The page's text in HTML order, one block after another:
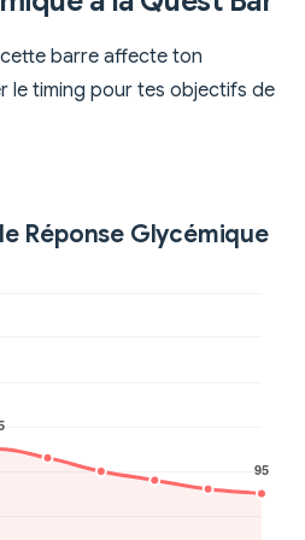
barre affecte ton
le timing pour tes objectifs de
Réponse Glycémique